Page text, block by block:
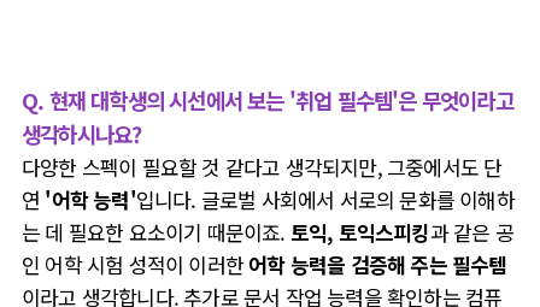
Q. 현재 대학생의 시선에서 보는 '취업 필수템'은 무엇이라고
생각하시나요?
다양한 스펙이 필요할 것 같다고 생각되지만, 그중에서도 단
연 '어학 능력'입니다. 글로벌 사회에서 서로의 문화를 이해하
는 데 필요한 요소이기 때문이죠. 토익, 토익스피킹과 같은 공
인 어학 시험 성적이 이러한어학 능력을 검증해 주는 필수템
이라고 생각합니다. 추가로 문서 작업 능력을 확인하는 컴퓨